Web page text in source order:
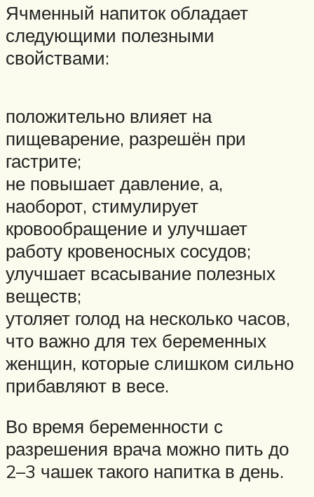
Ячменный напиток обладает
следующими полезными
свойствами:
положительно влияет на
пищеварение, разрешён при
гастрите;
не повышает давление, а,
наоборот, стимулирует
кровообращение и улучшает
работу кровеносных сосудов;
улучшает всасывание полезных
веществ;
утоляет голод на несколько часов,
что важно для тех беременных
женщин, которые слишком сильно
прибавляют в весе.
Во время беременности с
разрешения врача можно пить до
2–3 чашек такого напитка в день.